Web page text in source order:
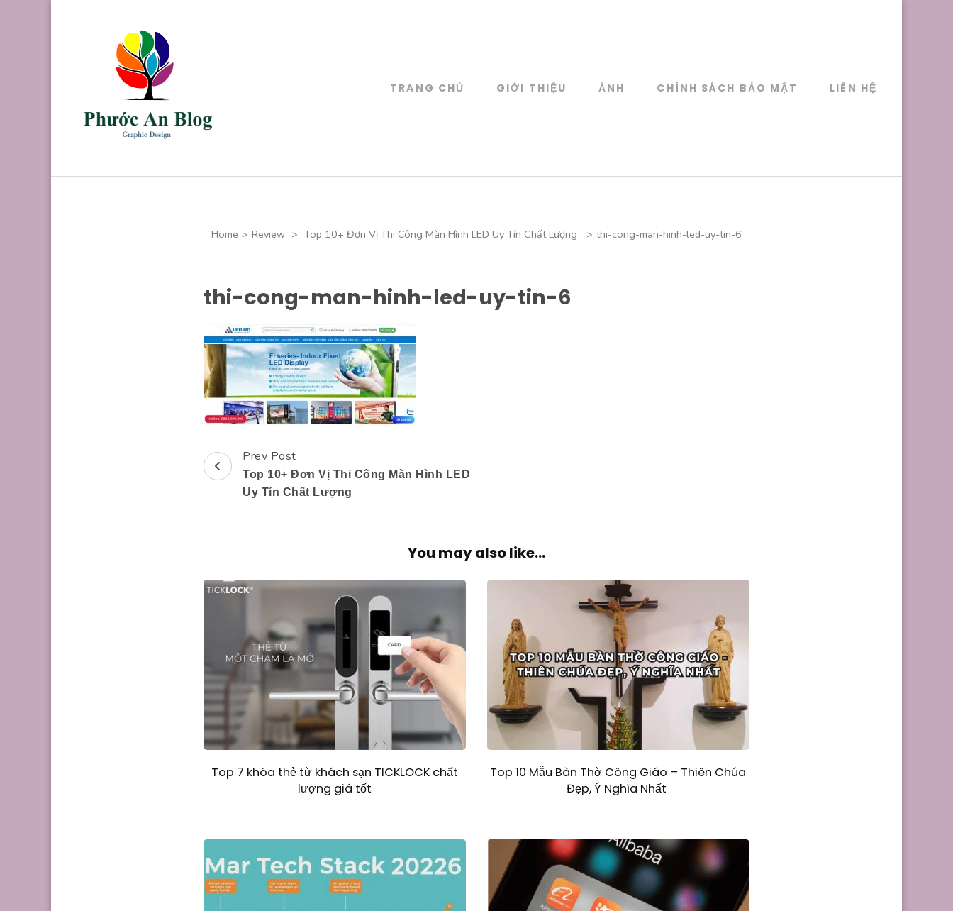
TRANG CHỦ GIỚI THIỆU ẢNH CHÍNH SÁCH BẢO MẬT LIÊN HỆ
Home > Review > Top 10+ Đơn Vị Thi Công Màn Hình LED Uy Tín Chất Lượng > thi-cong-man-hinh-led-uy-tin-6
thi-cong-man-hinh-led-uy-tin-6
Post
Navigation
Prev Post
Top 10+ Đơn Vị Thi Công Màn Hình LED
Uy Tín Chất Lượng
You may also like...
Top 7 khóa thẻ từ khách sạn TICKLOCK chất
lượng giá tốt
Top 10 Mẫu Bàn Thờ Công Giáo – Thiên Chúa
Đẹp, Ý Nghĩa Nhất